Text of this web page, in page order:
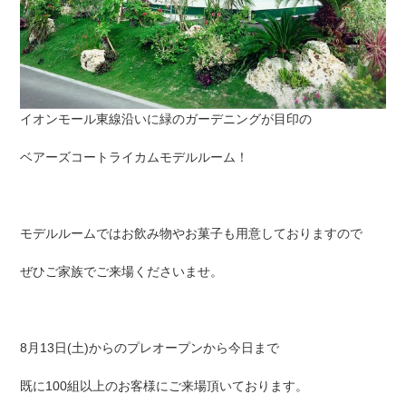
イオンモール東線沿いに緑のガーデニングが目印の
ベアーズコートライカムモデルルーム！
モデルルームではお飲み物やお菓子も用意しておりますので
ぜひご家族でご来場くださいませ。
8月13日(土)からのプレオープンから今日まで
既に100組以上のお客様にご来場頂いております。